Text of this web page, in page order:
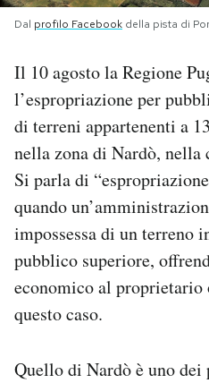
SHOP
AREA PERSONALE
Area Personale
Newsletter
Notifiche mobile
Regala il Post
Hai bisogno di aiuto?
Dal profilo Facebook della pista di
Il 10 agosto la Regione
l’espropriazione per
di terreni appartenenti a
nella zona di Nardò, nella
Si parla di
quando
impossessa di un terreno
pubblico superiore,
economico al
questo caso.
Quello di Nardò è uno